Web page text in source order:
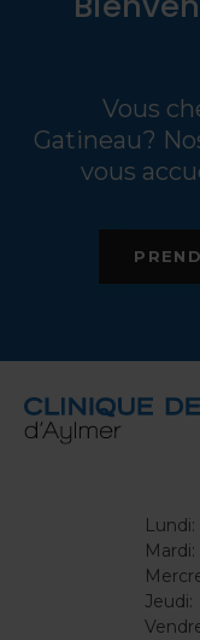
Vous
Gatineau?
vous
Lundi:
Mardi:
Jeudi: